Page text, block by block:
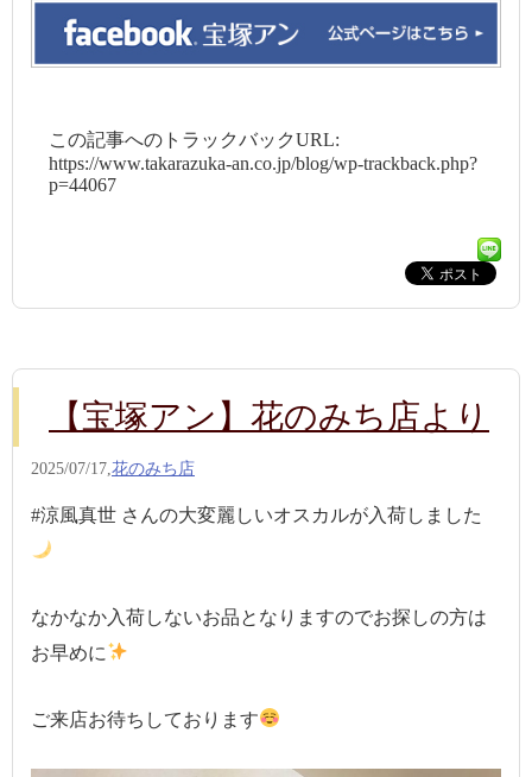
この記事へのトラックバックURL:
https://www.takarazuka-an.co.jp/blog/wp-trackback.php?
p=44067
【宝塚アン】花のみち店より
2025/07/17, 花のみち店
#涼風真世 さんの大変麗しいオスカルが入荷しました
なかなか入荷しないお品となりますのでお探しの方は
お早めに
ご来店お待ちしております